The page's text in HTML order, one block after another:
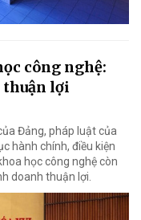
công nghệ:
lợi
Đảng, pháp luật của
hành chính, điều kiện
học công nghệ còn
doanh thuận lợi.